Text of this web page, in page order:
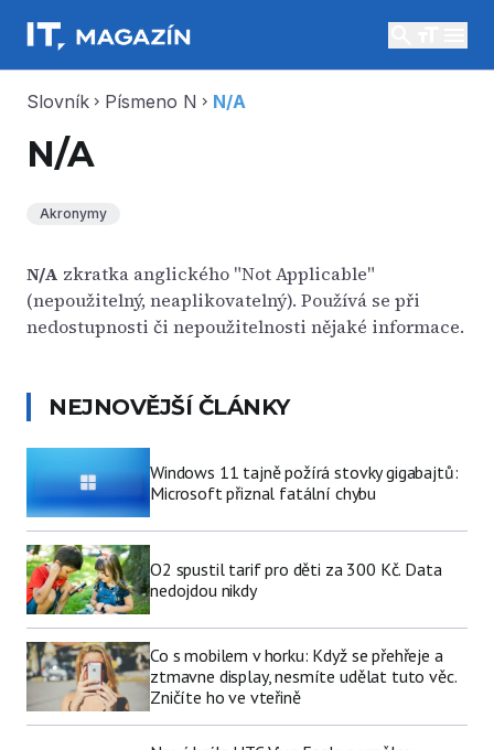
Slovník chevron_right Písmeno N chevron_right N/A
N/A
Akronymy
N/A zkratka anglického "Not Applicable"
(nepoužitelný, neaplikovatelný). Používá se při
nedostupnosti či nepoužitelnosti nějaké informace.
NEJNOVĚJŠÍ ČLÁNKY
Windows 11 tajně požírá stovky gigabajtů:
Microsoft přiznal fatální chybu
O2 spustil tarif pro děti za 300 Kč. Data
nedojdou nikdy
Co s mobilem v horku: Když se přehřeje a
ztmavne display, nesmíte udělat tuto věc.
Zničíte ho ve vteřině